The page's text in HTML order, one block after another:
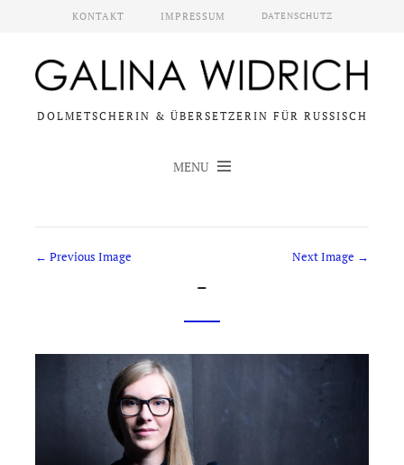
KONTAKT IMPRESSUM DATENSCHUTZ
DOLMETSCHERIN & ÜBERSETZERIN FÜR RUSSISCH
MENU
← Previous Image Next Image →
-